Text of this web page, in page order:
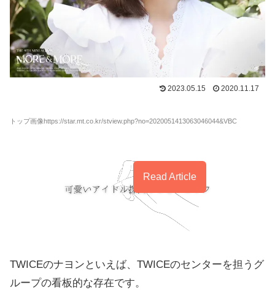
2023.05.15 2020.11.17
トップ画像https://star.mt.co.kr/stview.php?no=2020051413063046044&VBC
Read Article
TWICEのナヨンといえば、TWICEのセンターを担うグ
ループの看板的な存在です。